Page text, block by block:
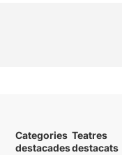
Categories
destacades
Teatres
destacats